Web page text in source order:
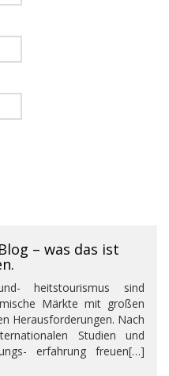
– was das ist
heitstourismus sind
Märkte mit großen
Herausforderungen. Nach
Studien und
erfahrung freuen[…]